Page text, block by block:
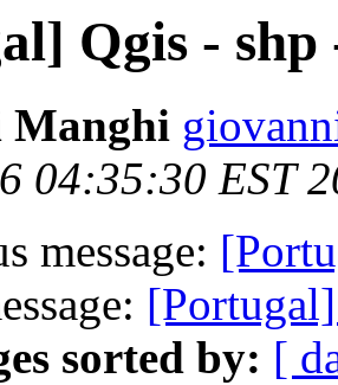
Qgis -
Manghi
04:35:30 EST
message:
sorted by: [